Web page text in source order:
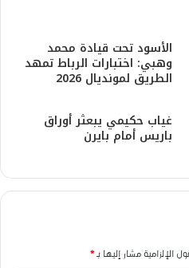
​الأسود تحت قيادة محمد
وهبي: اختبارات الرباط تمهد
الطريق لمونديال 2026
غياب حكيمي يبعثر أوراق
باريس أمام بايرن
الإلزامية مشار إليها بـ*